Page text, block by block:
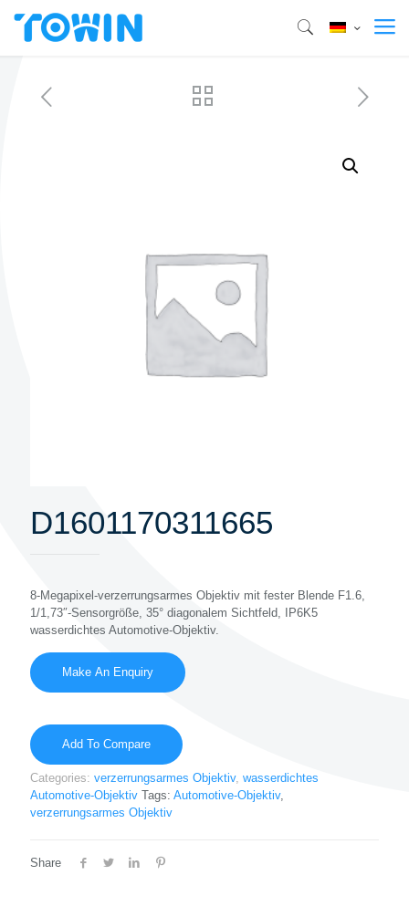
D1601170311665
8-Megapixel-verzerrungsarmes Objektiv mit fester Blende F1.6,
1/1,73″-Sensorgröße, 35° diagonalem Sichtfeld, IP6K5
wasserdichtes Automotive-Objektiv.
Add To Compare
Categories: verzerrungsarmes Objektiv, wasserdichtes
Automotive-Objektiv Tags: Automotive-Objektiv,
verzerrungsarmes Objektiv
Share